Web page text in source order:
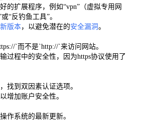
的扩展程序，例如“vpn”（虚拟专用网
或“反钓鱼工具”。
版本，以避免潜在的安全漏洞 。
`而不是`http://`来访问网站。
过程中的安全性，因为https协议使用了
找到双因素认证选项。
增加账户安全性。
作系统的最新更新。